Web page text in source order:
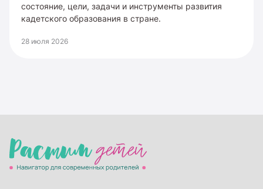
состояние, цели, задачи и инструменты развития
кадетского образования в стране.
28 июля 2026